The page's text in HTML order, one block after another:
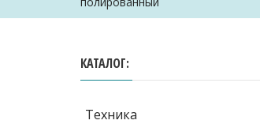
КАТАЛОГ
Техника